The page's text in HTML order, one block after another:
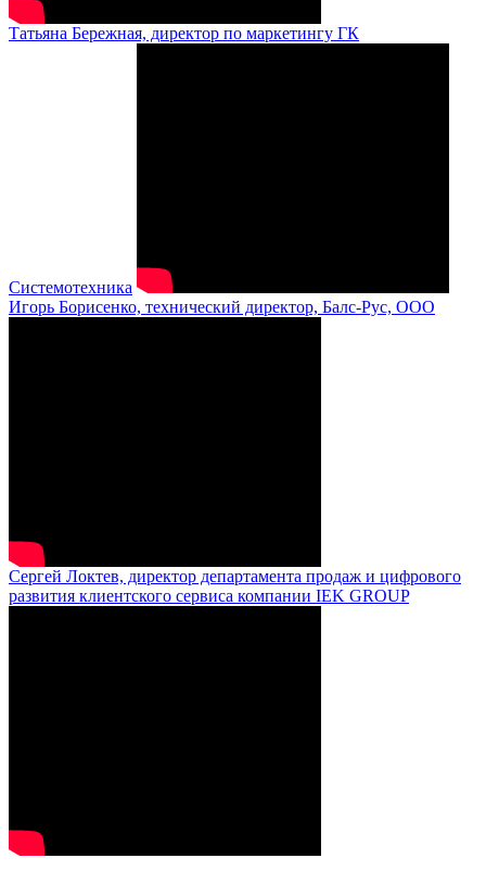
Татьяна Бережная, директор по маркетингу ГК
Системотехника
Игорь Борисенко, технический директор, Балс-Рус, ООО
Сергей Локтев, директор департамента продаж и цифрового
развития клиентского сервиса компании IEK GROUP